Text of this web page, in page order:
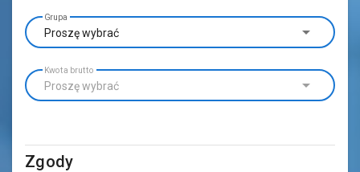
Grupa
Proszę wybrać
Kwota brutto
Proszę wybrać
Zgody